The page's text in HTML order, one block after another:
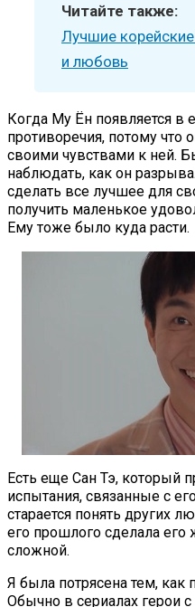
Читайте также:
Лучшие
и любовь
Когда Му Ён появляется в
противоречия, потому что
своими чувствами к ней.
наблюдать, как он
сделать все лучшее для
получить маленькое
Ему тоже было куда расти.
Есть еще Сан Тэ, который
испытания, связанные с
старается понять других
его прошлого сделала
сложной.
Я была потрясена тем, как
Обычно в сериалах герои